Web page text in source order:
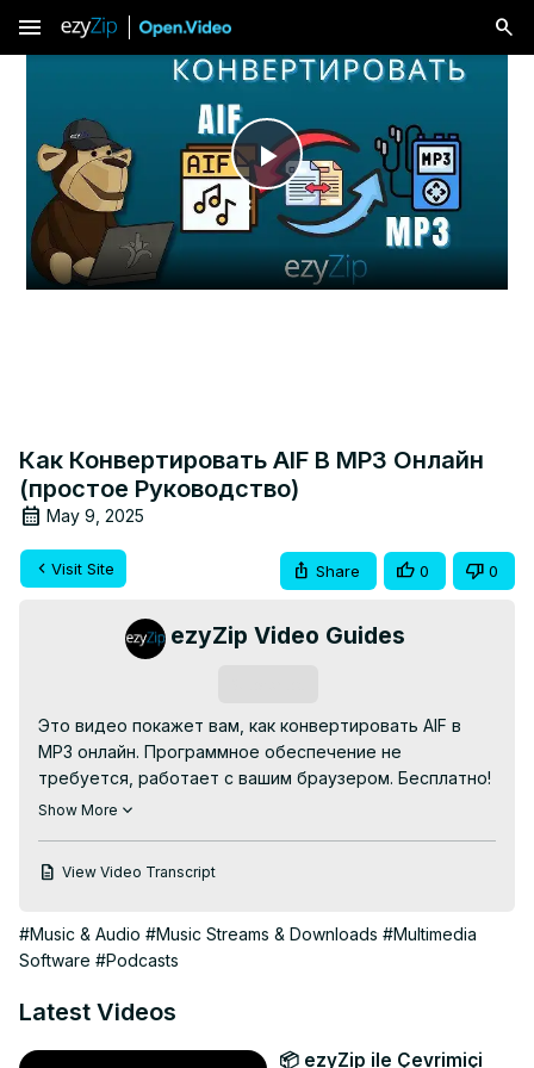
menu
Play
Video
Как Конвертировать AIF В MP3 Онлайн
(простое Руководство)
May 9, 2025
Visit Site Share 0 0
ezyZip Video Guides
Это видео покажет вам, как конвертировать AIF в
MP3 онлайн. Программное обеспечение не
требуется, работает с вашим браузером. Бесплатно!
Идти к: https://www.ezyzip.com/ru-aif-mp3.html
открыть средство выбора файла;
2. Нажмите «Конвертировать в MP3». Начнется
процесс преобразования, который займет некоторое
3. Нажмите «Сохранить файл MP3», чтобы сохранить
Show More
View Video Transcript
#Music & Audio #Music Streams & Downloads #Multimedia
Software #Podcasts
Latest Videos
📦 ezyZip ile Çevrimiçi